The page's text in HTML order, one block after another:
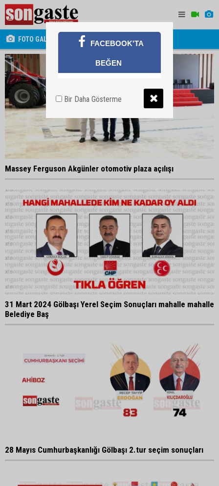
FOTO GALERİ
Massey Ferguson Akgünler otomotiv plaza açılışı
31 Mart 2024 Gölbaşı Yerel Seçim Sonuçları mahalle mahalle
Belediye Baş
28 Mayıs Cumhurbaşkanlığı Gölbaşı 2.tur seçim sonuçları
FACEBOOK'TA
BEĞEN
Bir Daha Gösterme